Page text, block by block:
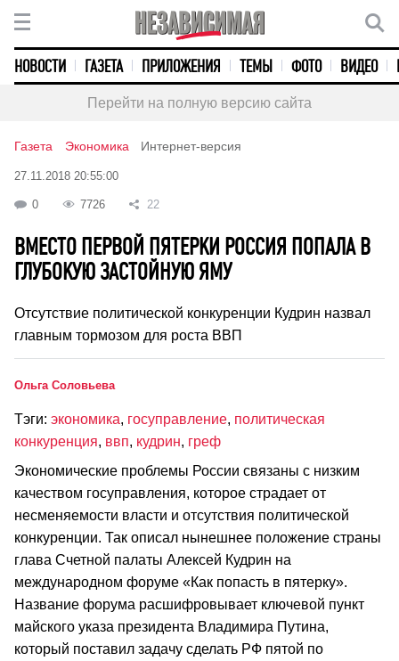
НОВОСТИ ГАЗЕТА ПРИЛОЖЕНИЯ ТЕМЫ ФОТО ВИДЕО
Перейти на полную версию сайта
Газета Экономика Интернет-версия
27.11.2018 20:55:00
0 7726 22
ВМЕСТО ПЕРВОЙ ПЯТЕРКИ РОССИЯ ПОПАЛА В
ГЛУБОКУЮ ЗАСТОЙНУЮ ЯМУ
Отсутствие политической конкуренции Кудрин назвал
главным тормозом для роста ВВП
Ольга Соловьева
Тэги: экономика, госуправление, политическая
конкуренция, ввп, кудрин, греф
Экономические проблемы России связаны с низким
качеством госуправления, которое страдает от
несменяемости власти и отсутствия политической
конкуренции. Так описал нынешнее положение страны
глава Счетной палаты Алексей Кудрин на
международном форуме «Как попасть в пятерку».
Название форума расшифровывает ключевой пункт
майского указа президента Владимира Путина,
который поставил задачу сделать РФ пятой по